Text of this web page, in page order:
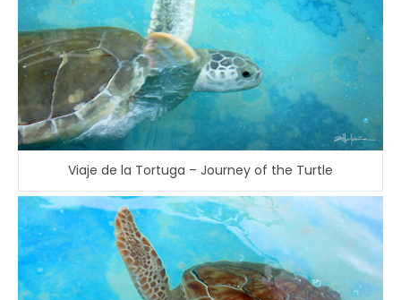
Viaje de la Tortuga – Journey of the Turtle